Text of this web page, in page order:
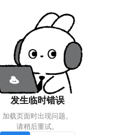
发生临时错误
加载页面时出现问题。
请稍后重试。